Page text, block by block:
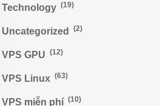
Technology (19)
Uncategorized (2)
VPS GPU (12)
VPS Linux (63)
VPS miễn phí (10)